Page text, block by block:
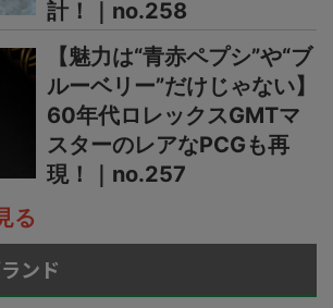
計！｜no.258
【魅力は“青赤ペプシ”や“ブ
ルーベリー”だけじゃない】
60年代ロレックスGMTマ
スターのレアなPCGも再
現！｜no.257
る
ンド